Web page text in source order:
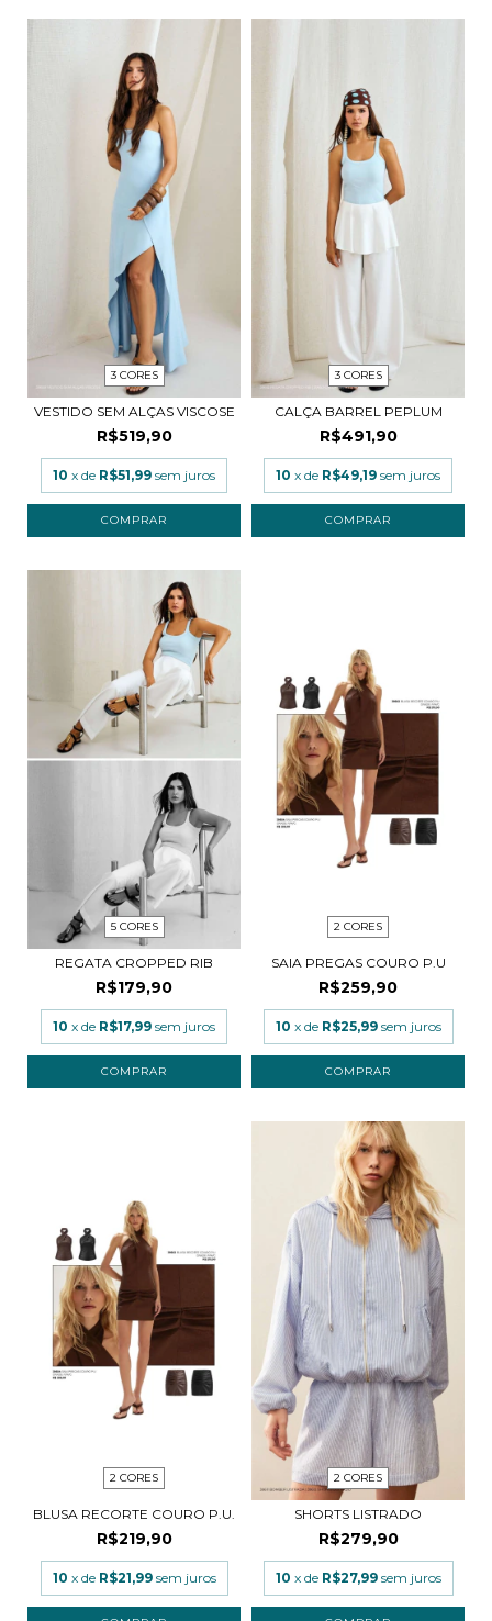
3 CORES
VESTIDO SEM ALÇAS VISCOSE
R$519,90
10 x de R$51,99 sem juros
COMPRAR
3 CORES
CALÇA BARREL PEPLUM
R$491,90
10 x de R$49,19 sem juros
COMPRAR
5 CORES
REGATA CROPPED RIB
R$179,90
10 x de R$17,99 sem juros
COMPRAR
2 CORES
SAIA PREGAS COURO P.U
R$259,90
10 x de R$25,99 sem juros
COMPRAR
2 CORES
BLUSA RECORTE COURO P.U.
R$219,90
10 x de R$21,99 sem juros
2 CORES
SHORTS LISTRADO
R$279,90
10 x de R$27,99 sem juros